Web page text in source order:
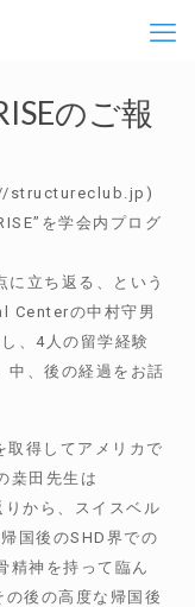
のご報
structureclub.jp)
を学会内プログ
立ち返る、という
Centerの中村守男
、4人の留学経験
、後の経過をお話
取得してアメリカで
桒田先生は
から、スイスベル
国後のSHD界での
精神を持って臨ん
後の高度な帰国後